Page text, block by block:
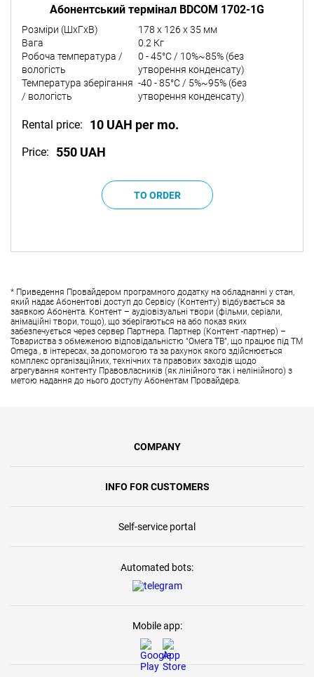
Абонентський термінал BDCOM 1702-1G
Розміри (ШxГxВ)
178 x 126 x 35 мм
Вага
0.2 Кг
Робоча температура /
вологість
0 - 45°C / 10%~85% (без
утворення конденсату)
Температура зберігання
/ вологість
-40 - 85°C / 5%~95% (без
утворення конденсату)
Rental price: 10 UAH per mo.
Price: 550 UAH
* Приведення Провайдером програмного додатку на обладнанні у стан,
який надає Абонентові доступ до Сервісу (Контенту) відбувається за
заявкою Абонента. Контент – аудіовізуальні твори (фільми, серіали,
анімаційні твори, тощо), що зберігаються на або показ яких
забезпечується через сервер Партнера. Партнер (Контент -партнер) –
Товариства з обмеженою відповідальністю “Омега ТВ”, що працює під ТМ
Omega , в інтересах, за допомогою та за рахунок якого здійснюється
комплекс організаційних, технічних та правових заходів щодо
агрегування контенту Правовласників (як лінійного так і нелінійного) з
метою надання до нього доступу Абонентам Провайдера.
COMPANY
INFO FOR CUSTOMERS
Self-service portal
Automated bots:
Mobile app: